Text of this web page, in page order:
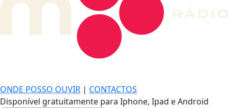
ONDE POSSO OUVIR | CONTACTOS
Disponível gratuitamente para Iphone, Ipad e Android